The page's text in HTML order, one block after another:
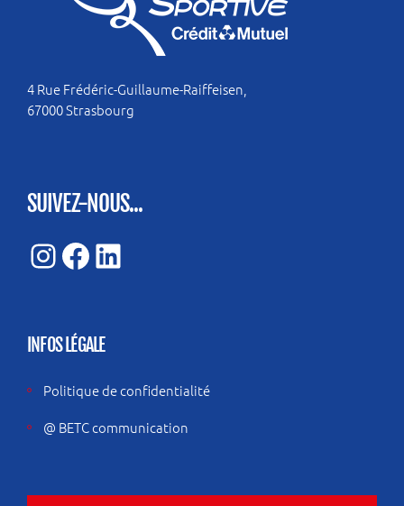
4 Rue Frédéric-Guillaume-Raiffeisen,
67000 Strasbourg
SUIVEZ-NOUS...
Instagram
Facebook
LinkedIn
INFOS LÉGALE
Politique de confidentialité
@ BETC communication